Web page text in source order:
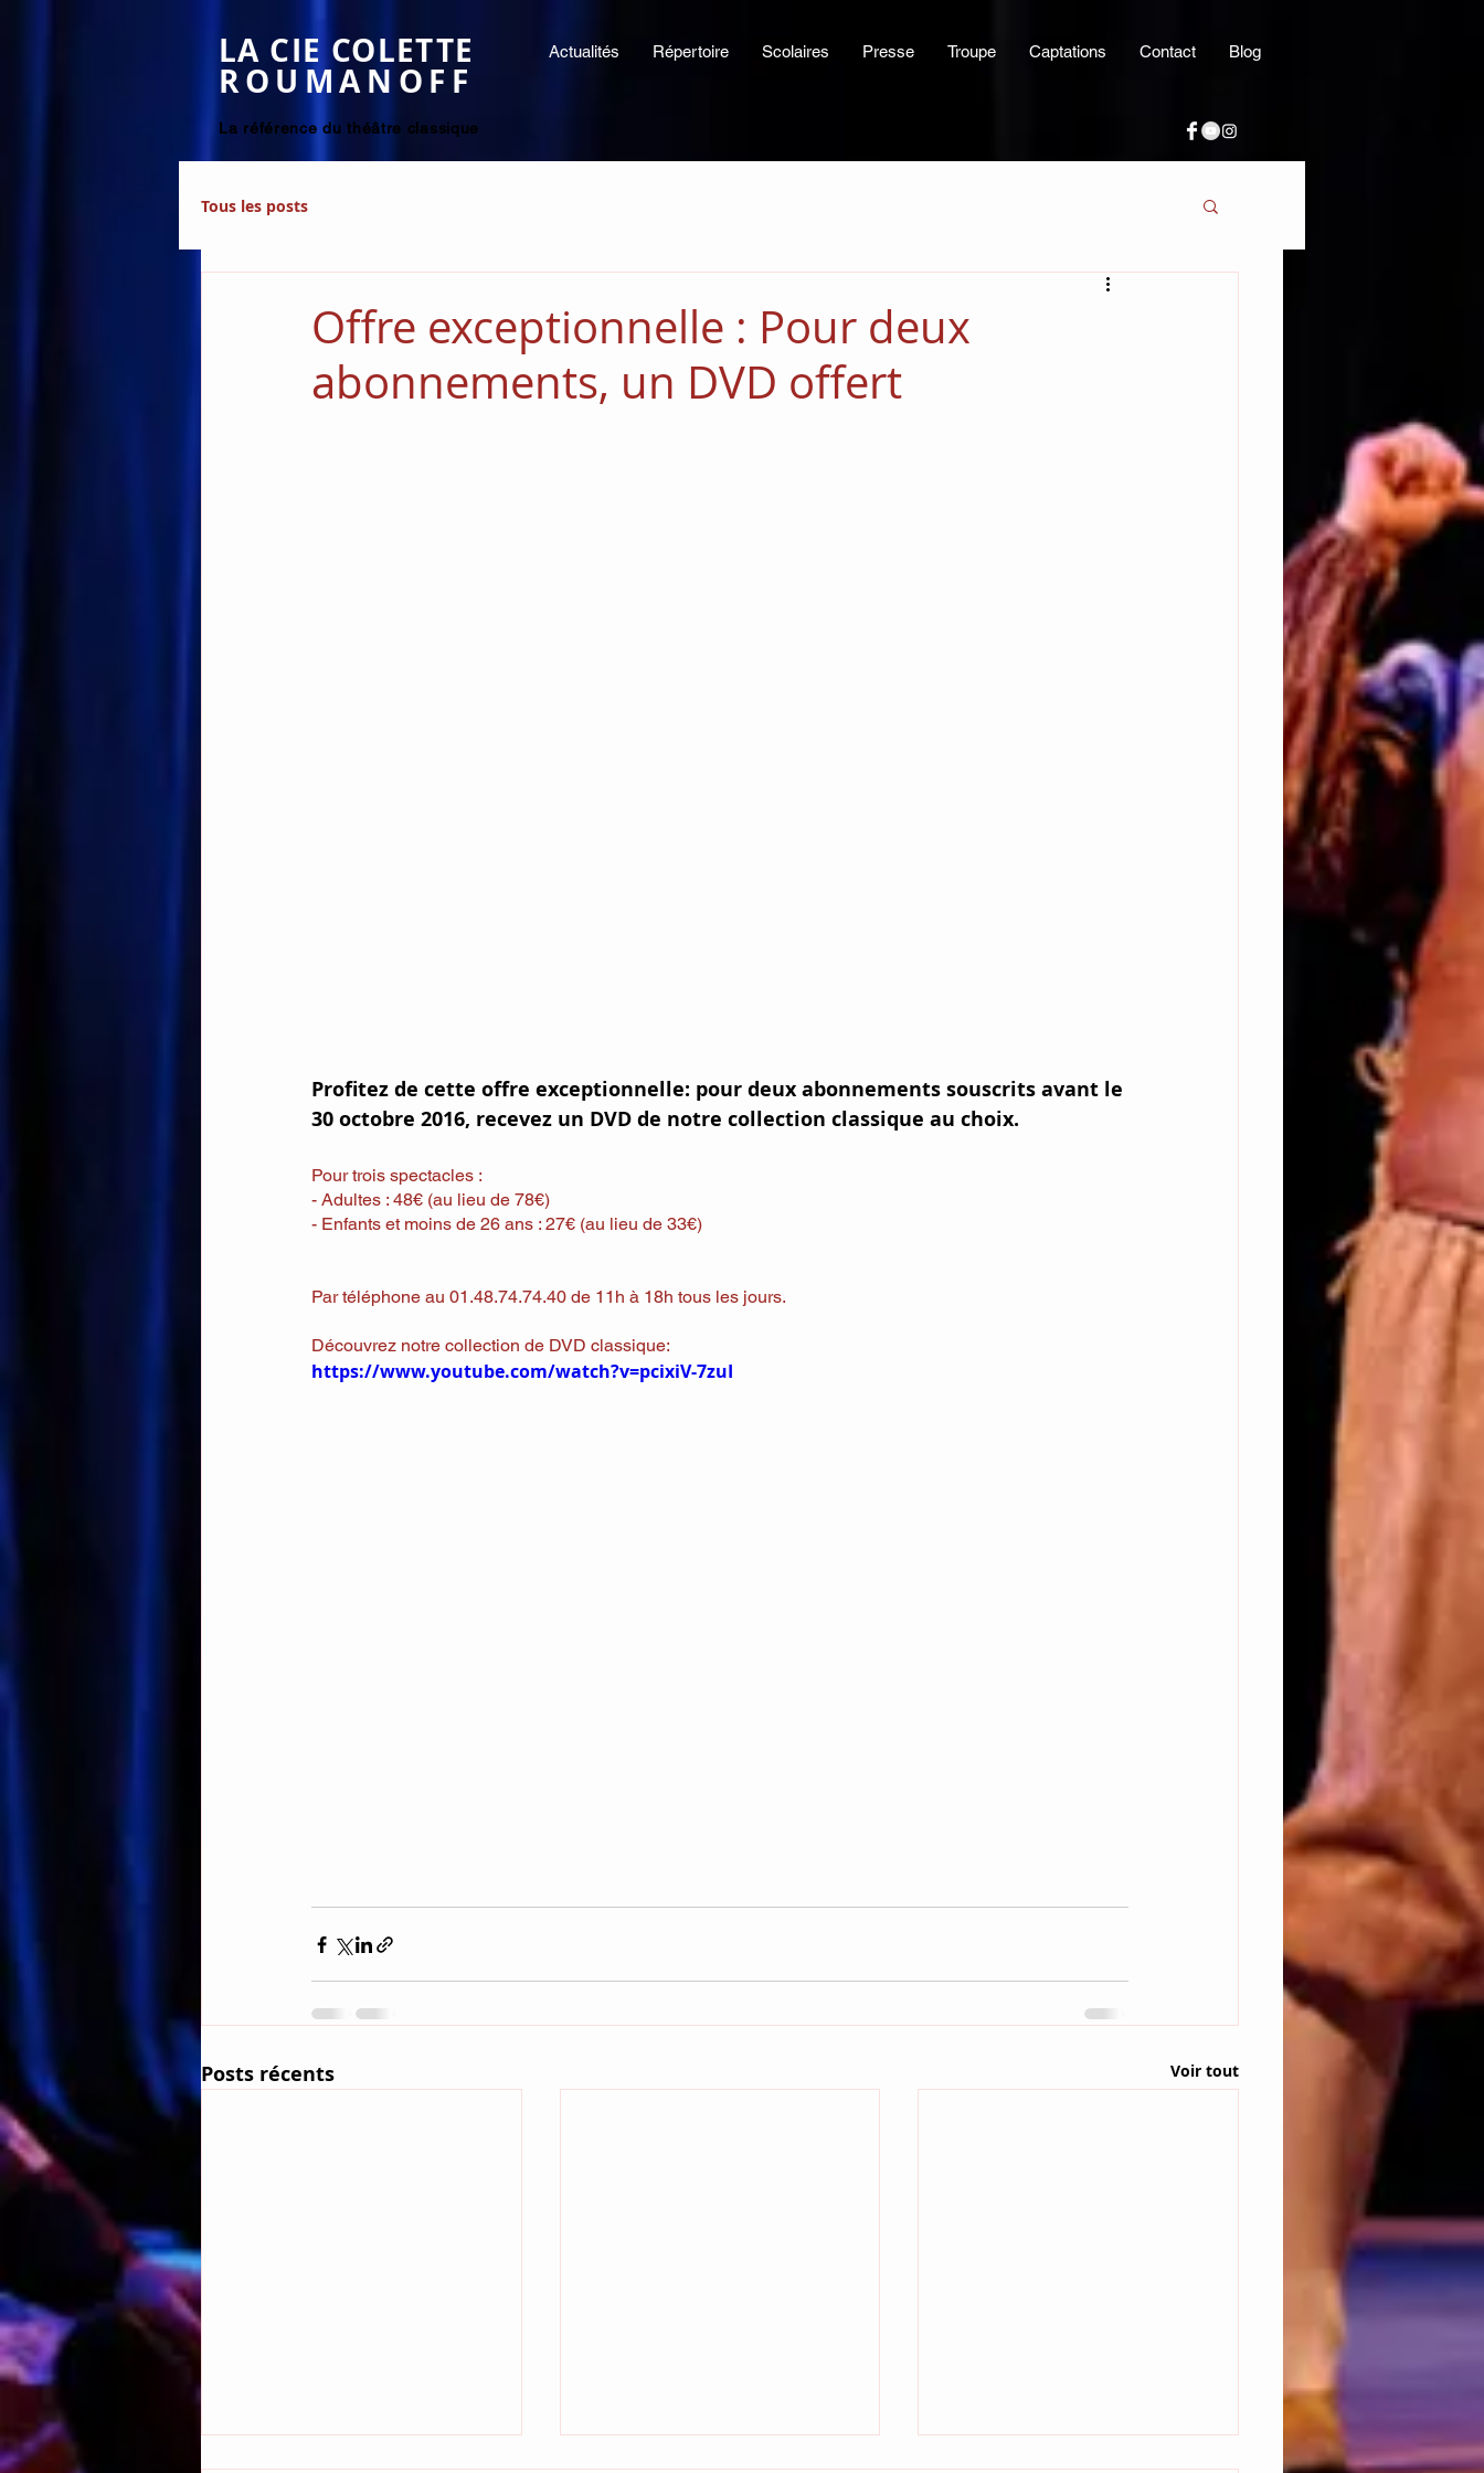
LA CIE COLETTE
ROUMANOFF
La référence du théâtre classique
Actualités Répertoire Scolaires Presse Troupe Captations Contact Blog
Tous les posts
Offre exceptionnelle : Pour deux
abonnements, un DVD offert
Profitez de cette offre exceptionnelle: pour deux abonnements souscrits avant le
30 octobre 2016, recevez un DVD de notre collection classique au choix.
Pour trois spectacles :
- Adultes : 48€ (au lieu de 78€)
- Enfants et moins de 26 ans : 27€ (au lieu de 33€)
Par téléphone au 01.48.74.74.40 de 11h à 18h tous les jours.
Découvrez notre collection de DVD classique:
https://www.youtube.com/watch?v=pcixiV-7zuI
Posts récents Voir tout